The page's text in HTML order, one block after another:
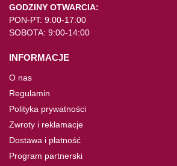
GODZINY OTWARCIA:
PON-PT: 9:00-17:00
SOBOTA: 9:00-14:00
INFORMACJE
O nas
Regulamin
Polityka prywatności
Zwroty i reklamacje
Dostawa i płatność
Program partnerski